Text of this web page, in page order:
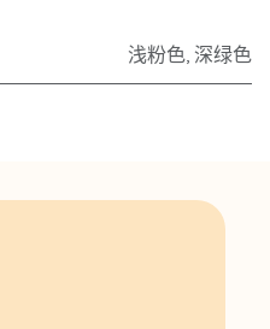
浅粉色, 深绿色